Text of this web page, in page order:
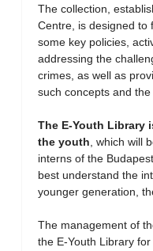
The collection,
Centre, is designed to
some key policies,
addressing the
crimes, as well as
such concepts and
The E-Youth Library
the youth , which will
interns of the
best understand the
younger generation,
The management of
the E-Youth Library